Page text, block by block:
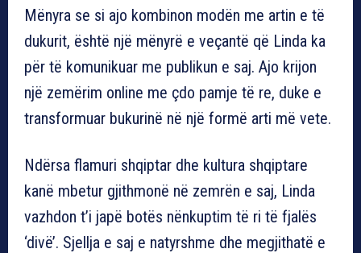
Mënyra se si ajo kombinon modën me artin e të
dukurit, është një mënyrë e veçantë që Linda ka
për të komunikuar me publikun e saj. Ajo krijon
një zemërim online me çdo pamje të re, duke e
transformuar bukurinë në një formë arti më vete.
Ndërsa flamuri shqiptar dhe kultura shqiptare
kanë mbetur gjithmonë në zemrën e saj, Linda
vazhdon t’i japë botës nënkuptim të ri të fjalës
‘divë’. Sjellja e saj e natyrshme dhe megjithatë e